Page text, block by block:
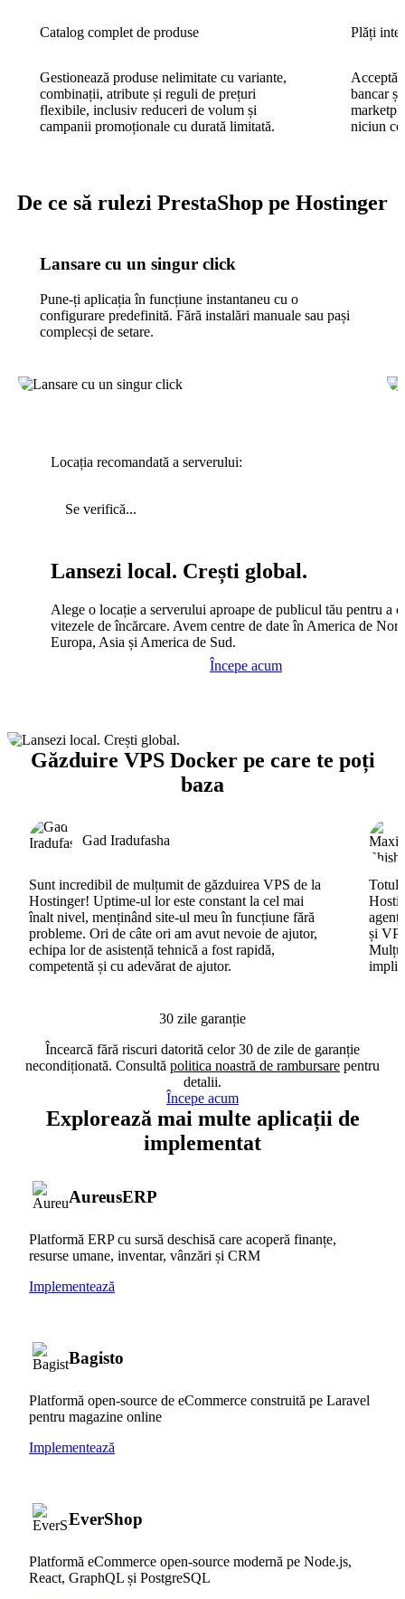
Catalog complet de produse
Gestionează produse nelimitate cu variante,
combinații, atribute și reguli de prețuri
flexibile, inclusiv reduceri de volum și
campanii promoționale cu durată limitată.
Plăți
Acceptă
bancar
niciun
De ce să rulezi PrestaShop pe Hostinger
Lansare cu un singur click
Pune-ți aplicația în funcțiune instantaneu cu o
configurare predefinită. Fără instalări manuale sau pași
complecși de setare.
Locația recomandată a serverului:
Se verifică...
Lansezi local. Crești global.
Alege o locație a serverului aproape de publicul tău pentru a
vitezele de încărcare. Avem centre de date în America de
Europa, Asia și America de Sud.
Începe acum
Găzduire VPS Docker pe care te poți
baza
Gad Iradufasha
Sunt incredibil de mulțumit de găzduirea VPS de la
Hostinger! Uptime-ul lor este constant la cel mai
înalt nivel, menținând site-ul meu în funcțiune fără
probleme. Ori de câte ori am avut nevoie de ajutor,
echipa lor de asistență tehnică a fost rapidă,
competentă și cu adevărat de ajutor.
Totul
și
30 zile garanție
Încearcă fără riscuri datorită celor 30 de zile de garanție
necondiționată. Consultă politica noastră de rambursare pentru
detalii.
Începe acum
Explorează mai multe aplicații de
implementat
AureusERP
Platformă ERP cu sursă deschisă care acoperă finanțe,
resurse umane, inventar, vânzări și CRM
Implementează
Bagisto
Platformă open-source de eCommerce construită pe Laravel
pentru magazine online
Implementează
EverShop
Platformă eCommerce open-source modernă pe Node.js,
React, GraphQL și PostgreSQL